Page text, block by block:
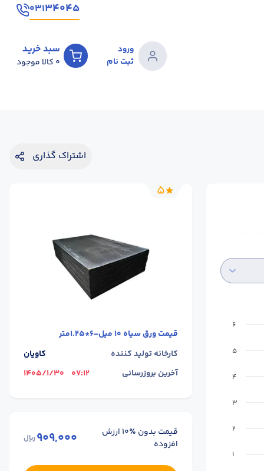
۳۴۰۴۵۰۳۱
ورود
ثبت نام
سبد خرید
0 کالا موجود
اشتراک گذاری
6
5
4
3
2
1
5
قیمتورق سیاه 10 میل-6*1.25متر
کارخانه تولید کننده
کاویان
آخرین بروزرسانی
07:12
1405/1/30
قیمت بدون ٪۱۰ ارزش
افزوده
909,000ریال